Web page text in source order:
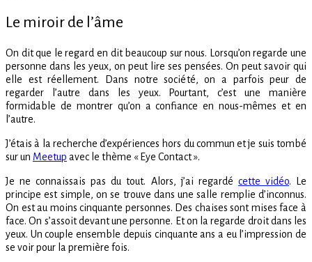
Le miroir de l’âme
On dit que le regard en dit beaucoup sur nous. Lorsqu’on regarde une
personne dans les yeux, on peut lire ses pensées. On peut savoir qui
elle est réellement. Dans notre société, on a parfois peur de
regarder l’autre dans les yeux. Pourtant, c’est une manière
formidable de montrer qu’on a confiance en nous-mêmes et en
l’autre.
J’étais à la recherche d’expériences hors du commun et je suis tombé
sur un Meetup avec le thème « Eye Contact ».
Je ne connaissais pas du tout. Alors, j’ai regardé cette vidéo. Le
principe est simple, on se trouve dans une salle remplie d’inconnus.
On est au moins cinquante personnes. Des chaises sont mises face à
face. On s’assoit devant une personne. Et on la regarde droit dans les
yeux. Un couple ensemble depuis cinquante ans a eu l’impression de
se voir pour la première fois.